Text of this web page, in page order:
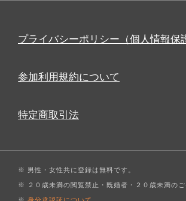
プライバシーポリシー（個人情報保
参加利用規約について
特定商取引法
※ 男性・女性共に登録は無料です。
※ ２０歳未満の閲覧禁止・既婚者・２０歳未満のご